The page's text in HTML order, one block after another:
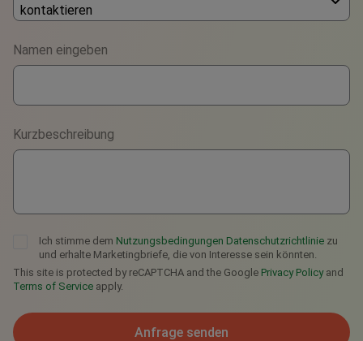
kontaktieren
WhatsApp
Viber
Telegram
Namen eingeben
Kurzbeschreibung
Ich stimme dem Nutzungsbedingungen Datenschutzrichtlinie zu
und erhalte Marketingbriefe, die von Interesse sein könnten.
This site is protected by reCAPTCHA and the Google Privacy Policyand
Terms of Service apply.
Anfrage senden